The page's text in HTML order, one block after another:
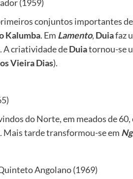
(1959)
conjuntos importantes
Kalumba. Em Lamento, Duiafaz
. A criatividade deDuiatornou-se
Vieira Dias).
do Norte, em meados de 60,
Mais tarde transformou-se em
Angolano (1969)